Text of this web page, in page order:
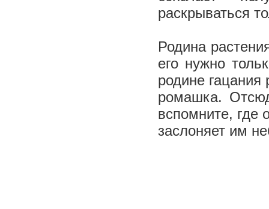
раскрываться
Родина
его нужно
родине
ромашка.
вспомните, где
заслоняет им